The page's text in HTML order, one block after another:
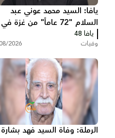
يافا: السيد محمد عوني عبد
السلام "72 عاماً" من غزة في
ذمّة الله
يافا 48
وفيات 2026
الرملة: وفاة السيد فهد بشارة